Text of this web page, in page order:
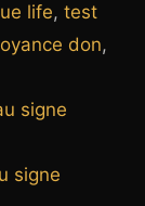
life, test
don,
signe
signe